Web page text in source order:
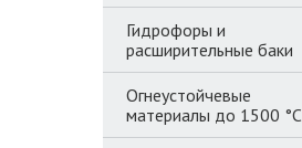
Гидрофоры и
расширительные баки
Огнеустойчевые
материалы до 1500 °C